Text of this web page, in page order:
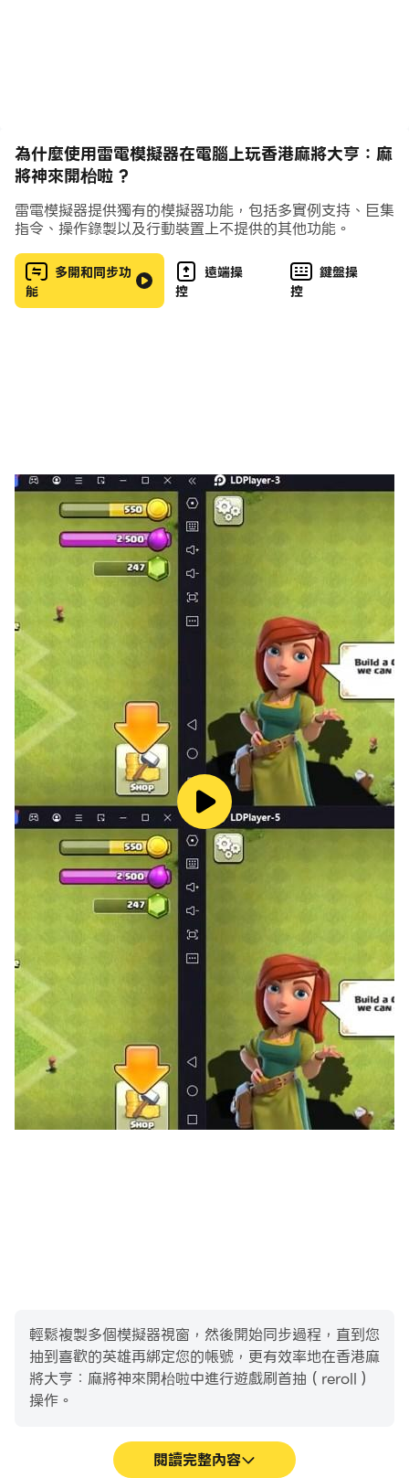
👗 時尚搭配：角色可以擁有各式時尚服裝，展現您的個人
風格。
👾 Boss 挑戰、比賽和老虎機：挑戰 Boss、參加比賽，並
在刺激的老虎機上試試手氣。
🤝 公會和友誼：加入公會，結識志同道合的朋友，創造難
快來挑戰，成為麻將界的霸主！
為什麼使用雷電模擬器在電腦上玩香港麻將大亨：麻
將神來開枱啦 ?
雷電模擬器提供獨有的模擬器功能，包括多實例支持、巨集
指令、操作錄製以及行動裝置上不提供的其他功能。
多開和同步功
能
遠端操
控
鍵盤操
控
輕鬆複製多個模擬器視窗，然後開始同步過程，直到您
抽到喜歡的英雄再綁定您的帳號，更有效率地在香港麻
將大亨：麻將神來開枱啦中進行遊戲刷首抽（reroll）
操作。
閱讀完整內容